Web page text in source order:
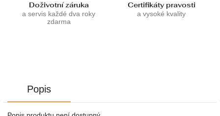
Doživotní záruka
a servis každé dva roky
zdarma
Certifikáty pravosti
a vysoké kvality
Popis